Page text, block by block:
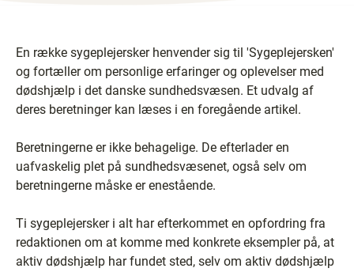
En række sygeplejersker henvender sig til 'Sygeplejersken'
og fortæller om personlige erfaringer og oplevelser med
dødshjælp i det danske sundhedsvæsen. Et udvalg af
deres beretninger kan læses i en foregående artikel.
Beretningerne er ikke behagelige. De efterlader en
uafvaskelig plet på sundhedsvæsenet, også selv om
beretningerne måske er enestående.
Ti sygeplejersker i alt har efterkommet en opfordring fra
redaktionen om at komme med konkrete eksempler på, at
aktiv dødshjælp har fundet sted, selv om aktiv dødshjælp